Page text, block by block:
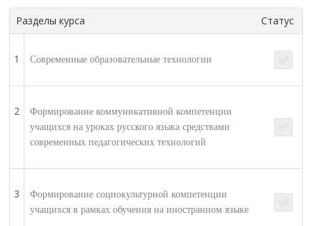
Разделы курса Статус
1 Современные образовательные технологии
2
Формирование коммуникативной компетенции
учащихся на уроках русского языка средствами
современных педагогических технологий
3
Формирование социокультурной компетенции
учащихся в рамках обучения на иностранном языке